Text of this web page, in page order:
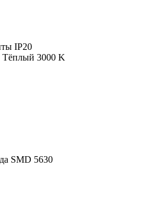
IP20
Тёплый 3000 K
SMD 5630